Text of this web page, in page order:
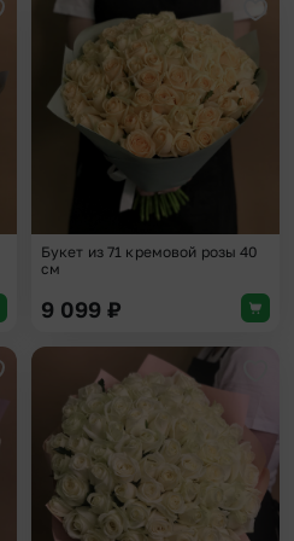
Добавить в избранное
Букет из 71 кремовой розы 40
см
9 099 ₽
Добавить в избранное